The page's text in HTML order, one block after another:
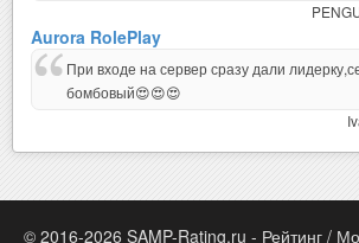
Aurora RolePlay
При входе на сервер сразу дали
бомбовый😍😍😍
© 2016-2026 SAMP-Rating.ru - Рейтинг /